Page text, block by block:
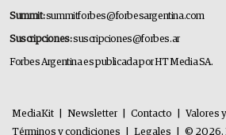
Summit:summitforbes@forbesargentina.com
Suscripciones:suscripciones@forbes.ar
Forbes Argentina es publicada por HT Media SA.
MediaKit Newsletter Contacto Valores
Términos y condiciones
Legales © 2026.